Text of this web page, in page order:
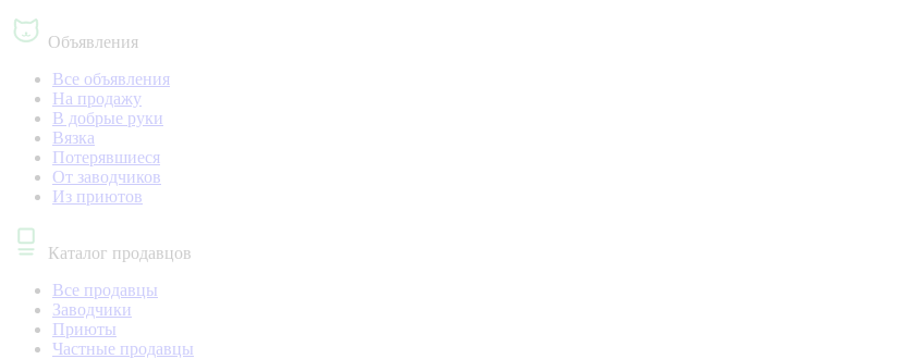
Объявления
Все объявления
На продажу
В добрые руки
Вязка
Потерявшиеся
От заводчиков
Из приютов
Каталог продавцов
Все продавцы
Заводчики
Приюты
Частные продавцы